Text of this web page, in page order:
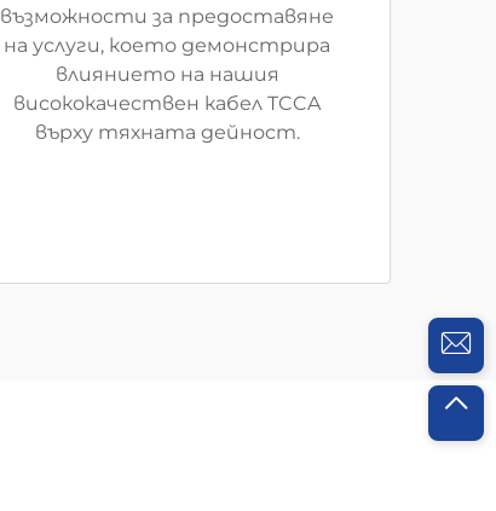
възможности за предоставяне
на услуги, което демонстрира
влиянието на нашия
висококачествен кабел TCCA
върху тяхната дейност.